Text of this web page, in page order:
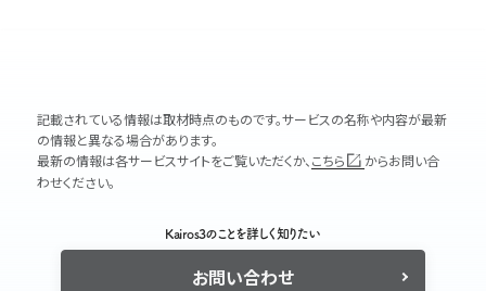
記載されている情報は取材時点のものです。サービスの名称や内容が最新
の情報と異なる場合があります。
最新の情報は各サービスサイトをご覧いただくか、 こちら
からお問い合
わせください。
Kairos3のことを詳しく知りたい
お問い合わせ